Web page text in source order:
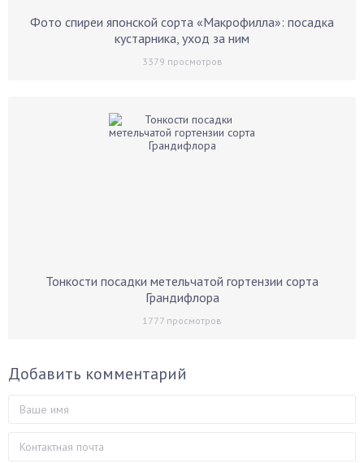
Фото спиреи японской сорта «Макрофилла»: посадка
кустарника, уход за ним
3379 просмотров
Тонкости посадки метельчатой гортензии сорта
Грандифлора
1777 просмотров
Добавить комментарий